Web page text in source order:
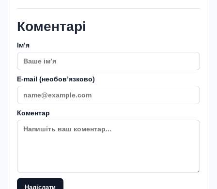
Коментарі
Імʼя
E-mail (необовʼязково)
Коментар
Надіслати